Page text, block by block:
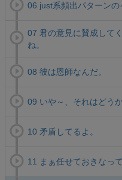
06 just系頻出パターン
07 君の意見に賛成して
ね。
08 彼は恩師なんだ。
09 いや～、それはどう
10 矛盾してるよ。
11 まぁ任せておきなって